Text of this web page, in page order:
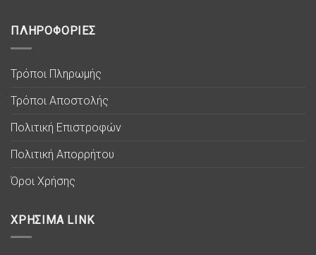
ΠΛΗΡΟΦΟΡΙΕΣ
Τρόποι Πληρωμής
Τρόποι Αποστολής
Πολιτική Επιστροφών
Πολιτική Απορρήτου
Όροι Χρήσης
ΧΡΗΣΙΜΑ LINK